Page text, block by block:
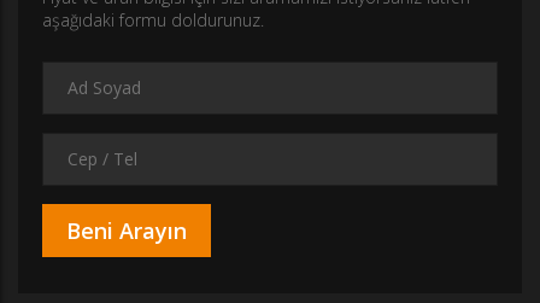
aşağıdaki formu doldurunuz.